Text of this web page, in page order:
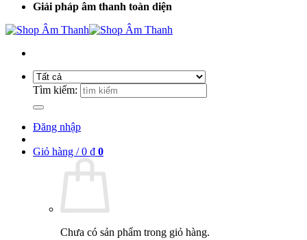
Giải pháp âm thanh toàn diện
Tìm kiếm:
Đăng nhập
Giỏ hàng /0 ₫ 0
Chưa có sản phẩm trong giỏ hàng.